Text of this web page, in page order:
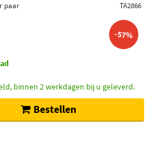
paar
TA2866
-57%
binnen 2 werkdagen bij u geleverd.
Bestellen